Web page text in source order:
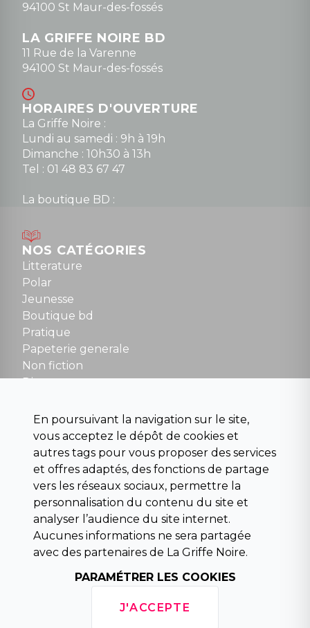
94100 St Maur-des-fossés
LA GRIFFE NOIRE BD
11 Rue de la Varenne
94100 St Maur-des-fossés
HORAIRES D'OUVERTURE
La Griffe Noire :
Lundi au samedi : 9h à 19h
Dimanche : 10h30 à 13h
Tel : 01 48 83 67 47
La boutique BD :
Mardi au samedi : 10h à 13h / 14h à 19h
Dimanche : 10h30 à 12h30
Tel : 01 48 89 13 88
NOUS CONTACTER
contact@la-griffe-noire.com
NOS CATÉGORIES
Litterature
Polar
Jeunesse
Boutique bd
Pratique
Papeterie generale
Non fiction
Divers
Beaux livres et art
Para scolaire
Histoire
Pochoteque
Pleiade
INFORMATIONS
Droit de rétractation
Conditions générales de vente
Horaires d'ouverture
En poursuivant la navigation sur le site,
vous acceptez le dépôt de cookies et
autres tags pour vous proposer des services
et offres adaptés, des fonctions de partage
vers les réseaux sociaux, permettre la
personnalisation du contenu du site et
analyser l’audience du site internet.
Aucunes informations ne sera partagée
avec des partenaires de La Griffe Noire.
PARAMÉTRER LES COOKIES
J'ACCEPTE